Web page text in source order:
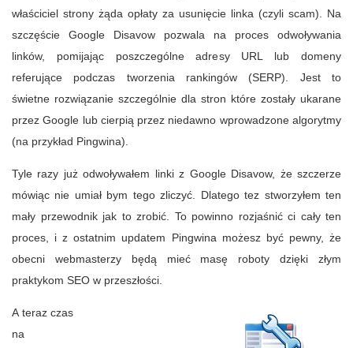
właściciel strony żąda opłaty za usunięcie linka (czyli scam). Na
szczęście Google Disavow pozwala na proces odwoływania
linków, pomijając poszczególne adresy URL lub domeny
referujące podczas tworzenia rankingów (SERP). Jest to
świetne rozwiązanie szczególnie dla stron które zostały ukarane
przez Google lub cierpią przez niedawno wprowadzone algorytmy
(na przykład Pingwina).
Tyle razy już odwoływałem linki z Google Disavow, że szczerze
mówiąc nie umiał bym tego zliczyć. Dlatego tez stworzyłem ten
mały przewodnik jak to zrobić. To powinno rozjaśnić ci cały ten
proces, i z ostatnim updatem Pingwina możesz być pewny, że
obecni webmasterzy będą mieć masę roboty dzięki złym
praktykom SEO w przeszłości.
A teraz czas
na